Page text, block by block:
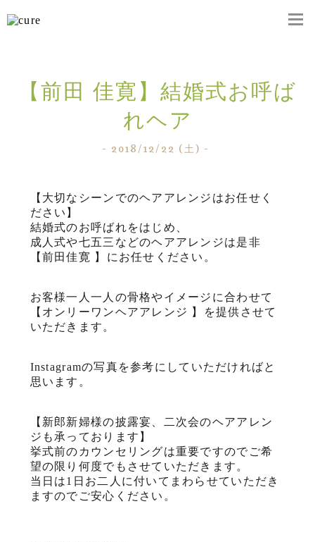
【前田 佳寛】結婚式お呼ば
れヘア
- 2018/12/22 (土) -
【大切なシーンでのヘアアレンジはお任せく
ださい】
結婚式のお呼ばれをはじめ、
成人式や七五三などのヘアアレンジは是非
【前田佳寛 】にお任せください。
お客様一人一人の骨格やイメージに合わせて
【オンリーワンヘアアレンジ 】を提供させて
いただきます。
Instagramの写真を参考にしていただければと
思います。
【新郎新婦様の披露宴、二次会のヘアアレン
ジも承っております】
挙式前のカウンセリングは重要ですのでご希
望の限り何度でもさせていただきます。
当日は1日お二人に付いてまわらせていただき
ますのでご安心ください。